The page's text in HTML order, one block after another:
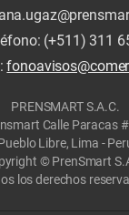
(+511) 311
PRENSMART S.A.C.
Calle Paracas
Libre, Lima -
© PrenSmart
los derechos